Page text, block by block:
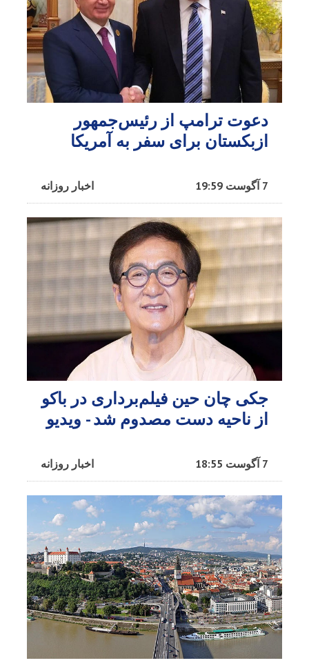
دعوت ترامپ از رئیس‌جمهور
ازبکستان برای سفر به آمریکا
اخبار روزانه 7 آگوست 19:59
جکی چان حین فیلم‌برداری در باکو
از ناحیه دست مصدوم شد - ویدیو
اخبار روزانه 7 آگوست 18:55